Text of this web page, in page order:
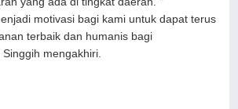
motivasi bagi kami untuk dapat terus
terbaik dan humanis bagi
mengakhiri.